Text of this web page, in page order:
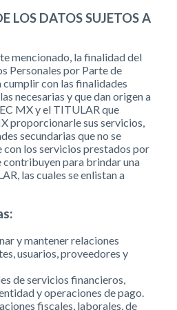
LOS DATOS SUJETOS A
mencionado, la finalidad del
Personales por Parte de
cumplir con las finalidades
necesarias y que dan origen a
MX y el TITULAR que
proporcionarle sus servicios,
secundarias que no se
los servicios prestados por
contribuyen para brindar una
las cuales se enlistan a
y mantener relaciones
usuarios, proveedores y
de servicios financieros,
y operaciones de pago.
fiscales, laborales, de